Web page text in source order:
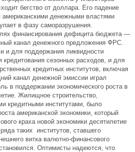
бегство от доллара. Его падение
американскими денежными властями
в фазу саморазрушения.
финансирования дефицита бюджета —
канал денежного предложения ФРС.
и для поддержания ликвидности
кредитования сезонных расходов, и для
кредитных институтов, включая
канал денежной эмиссии играл
в поддержании экономического роста в
Жилищное строительство,
кредитными институтами, было
американской экономики, который
краха новой экономики десятилетие
таких институтов, ставшего
витка валютно-финансового
Оптимисты надеются, что